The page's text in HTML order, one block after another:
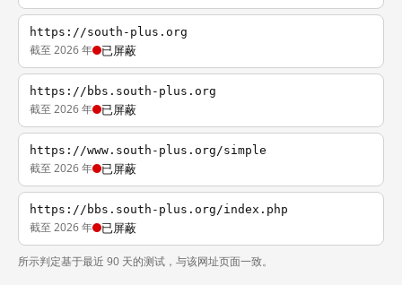
https://south-plus.org
截至 2026 年 已屏蔽
https://bbs.south-plus.org
截至 2026 年 已屏蔽
https://www.south-plus.org/simple
截至 2026 年 已屏蔽
https://bbs.south-plus.org/index.php
截至 2026 年 已屏蔽
所示判定基于最近 90 天的测试，与该网址页面一致。